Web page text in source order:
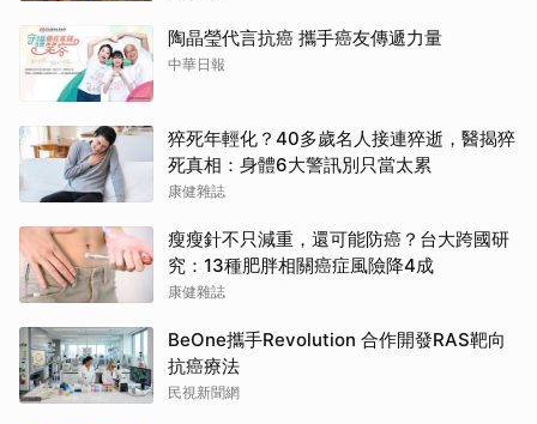
陶晶瑩代言抗癌 攜手癌友傳遞力量
中華日報
猝死年輕化？40多歲名人接連猝逝，醫揭猝
死真相：身體6大警訊別只當太累
康健雜誌
瘦瘦針不只減重，還可能防癌？台大跨國研
究：13種肥胖相關癌症風險降4成
康健雜誌
BeOne攜手Revolution 合作開發RAS靶向
抗癌療法
民視新聞網